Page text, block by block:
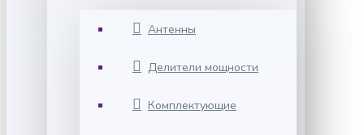
Антенны
Делители мощности
Комплектующие